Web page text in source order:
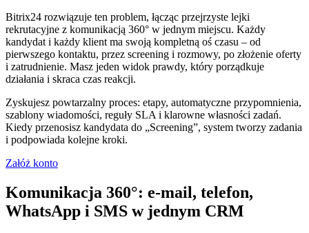
Bitrix24 rozwiązuje ten problem, łącząc przejrzyste lejki
rekrutacyjne z komunikacją 360° w jednym miejscu. Każdy
kandydat i każdy klient ma swoją kompletną oś czasu – od
pierwszego kontaktu, przez screening i rozmowy, po złożenie oferty
i zatrudnienie. Masz jeden widok prawdy, który porządkuje
działania i skraca czas reakcji.
Zyskujesz powtarzalny proces: etapy, automatyczne przypomnienia,
szablony wiadomości, reguły SLA i klarowne własności zadań.
Kiedy przenosisz kandydata do „Screening”, system tworzy zadania
i podpowiada kolejne kroki.
Załóż konto
Komunikacja 360°: e‑mail, telefon,
WhatsApp i SMS w jednym CRM